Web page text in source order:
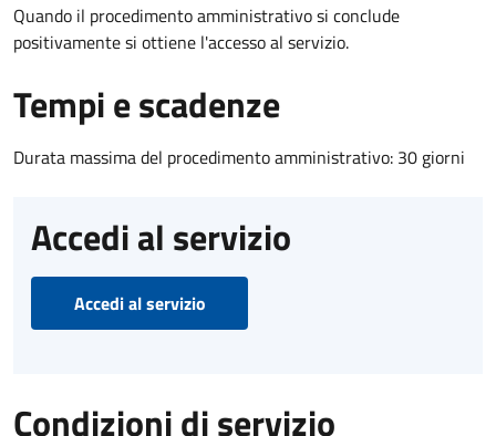
Quando il procedimento amministrativo si conclude
positivamente si ottiene l'accesso al servizio.
Tempi e scadenze
Durata massima del procedimento amministrativo: 30 giorni
Accedi al servizio
Accedi al servizio
Condizioni di servizio